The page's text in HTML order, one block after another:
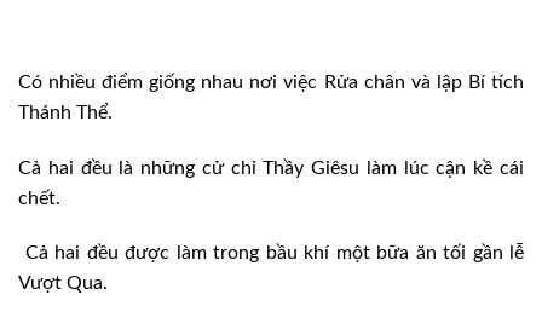
Có nhiều điểm giống nhau nơi việc Rửa chân và lập Bí tích
Thánh Thể.
Cả hai đều là những cử chỉ Thầy Giêsu làm lúc cận kề cái
chết.
Cả hai đều được làm trong bầu khí một bữa ăn tối gần lễ
Vượt Qua.